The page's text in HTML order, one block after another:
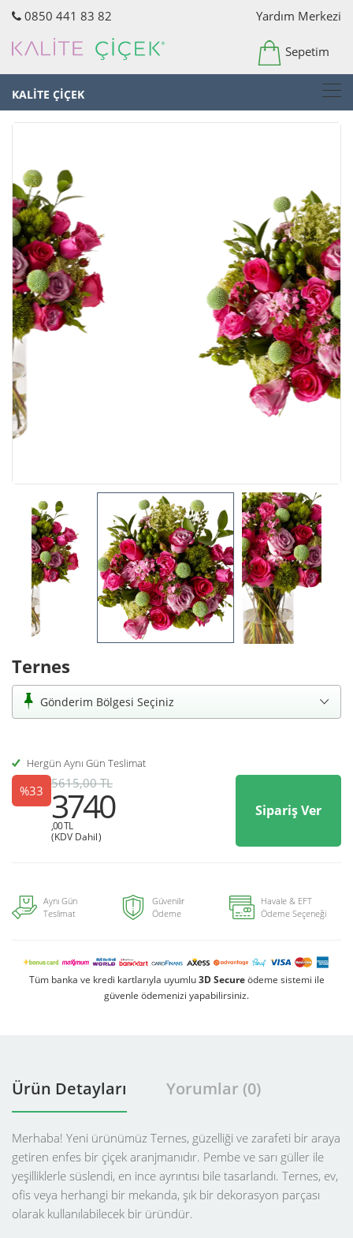
0850 441 83 82 Yardım Merkezi
Sepetim
KALİTE ÇİÇEK
Ternes
Gönderim Bölgesi Seçiniz
Hergün Aynı Gün Teslimat
%33 5615,00 TL
3740
,00 TL
(KDV Dahil)
Sipariş Ver
Aynı Gün
Teslimat
Güvenilir
Ödeme
Havale & EFT
Ödeme Seçeneği
Tüm banka ve kredi kartlarıyla uyumlu3D Secureödeme sistemi ile
güvenle ödemenizi yapabilirsiniz.
Ürün Detayları Yorumlar (0)
Merhaba! Yeni ürünümüz Ternes, güzelliği ve zarafeti bir araya
getiren enfes bir çiçek aranjmanıdır. Pembe ve sarı güller ile
yeşilliklerle süslendi, en ince ayrıntısı bile tasarlandı. Ternes, ev,
ofis veya herhangi bir mekanda, şık bir dekorasyon parçası
olarak kullanılabilecek bir üründür.